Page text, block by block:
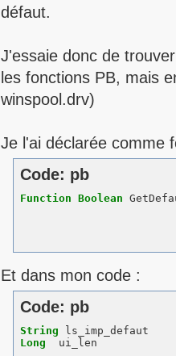
défaut.
J'essaie donc de
les fonctions PB, mais
winspool.drv)
Je l'ai déclarée comme
Code: pb
Function Boolean
Et dans mon code :
Code: pb
String
Long
  ui_len